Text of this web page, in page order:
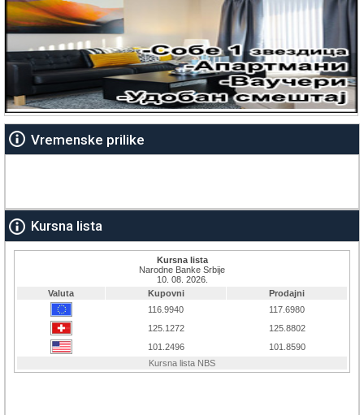
Vremenske prilike
Kursna lista